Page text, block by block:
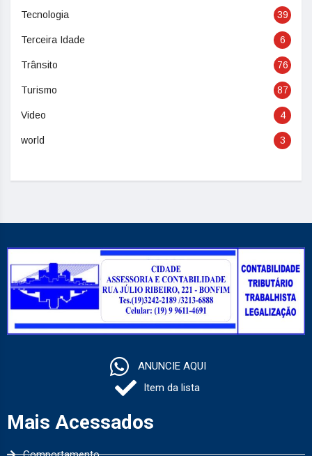
Tecnologia 39
Terceira Idade 6
Trânsito 76
Turismo 87
Video 4
world 3
ANUNCIE AQUI
Item da lista
Mais Acessados